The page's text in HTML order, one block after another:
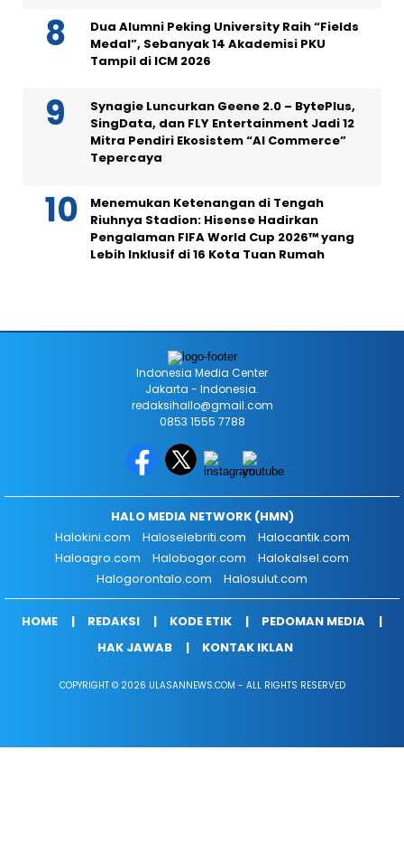
Dua Alumni Peking University Raih “Fields
Medal”, Sebanyak 14 Akademisi PKU
Tampil di ICM 2026
Synagie Luncurkan Geene 2.0 – BytePlus,
SingData, dan FLY Entertainment Jadi 12
Mitra Pendiri Ekosistem “AI Commerce”
Tepercaya
Menemukan Ketenangan di Tengah
Riuhnya Stadion: Hisense Hadirkan
Pengalaman FIFA World Cup 2026™ yang
Lebih Inklusif di 16 Kota Tuan Rumah
Indonesia Media Center
Jakarta - Indonesia.
redaksihallo@gmail.com
0853 1555 7788
HALO MEDIA NETWORK (HMN)
Halokini.com
Haloselebriti.com
Halocantik.com
Haloagro.com
Halobogor.com
Halokalsel.com
Halogorontalo.com
Halosulut.com
HOME REDAKSI KODE ETIK
PEDOMAN MEDIA
HAK JAWAB
KONTAK IKLAN
COPYRIGHT © 2026 ULASANNEWS.COM - ALL RIGHTS RESERVED